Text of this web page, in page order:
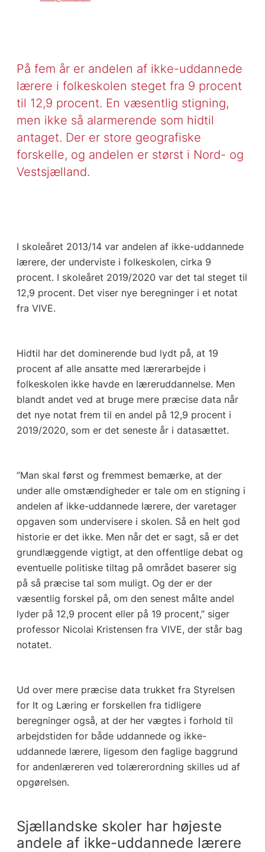
På fem år er andelen af ikke-uddannede
lærere i folkeskolen steget fra 9 procent
til 12,9 procent. En væsentlig stigning,
men ikke så alarmerende som hidtil
antaget. Der er store geografiske
forskelle, og andelen er størst i Nord- og
Vestsjælland.
I skoleåret 2013/14 var andelen af ikke-uddannede
lærere, der underviste i folkeskolen, cirka 9
procent. I skoleåret 2019/2020 var det tal steget til
12,9 procent. Det viser nye beregninger i et notat
fra VIVE.
Hidtil har det dominerende bud lydt på, at 19
procent af alle ansatte med lærerarbejde i
folkeskolen ikke havde en læreruddannelse. Men
blandt andet ved at bruge mere præcise data når
det nye notat frem til en andel på 12,9 procent i
2019/2020, som er det seneste år i datasættet.
”Man skal først og fremmest bemærke, at der
under alle omstændigheder er tale om en stigning i
andelen af ikke-uddannede lærere, der varetager
opgaven som undervisere i skolen. Så en helt god
historie er det ikke. Men når det er sagt, så er det
grundlæggende vigtigt, at den offentlige debat og
eventuelle politiske tiltag på området baserer sig
på så præcise tal som muligt. Og der er der
væsentlig forskel på, om den senest målte andel
lyder på 12,9 procent eller på 19 procent,” siger
professor Nicolai Kristensen fra VIVE, der står bag
notatet.
Ud over mere præcise data trukket fra Styrelsen
for It og Læring er forskellen fra tidligere
beregninger også, at der her vægtes i forhold til
arbejdstiden for både uddannede og ikke-
uddannede lærere, ligesom den faglige baggrund
for andenlæreren ved tolærerordning skilles ud af
opgørelsen.
Sjællandske skoler har højeste
andele af ikke-uddannede lærere